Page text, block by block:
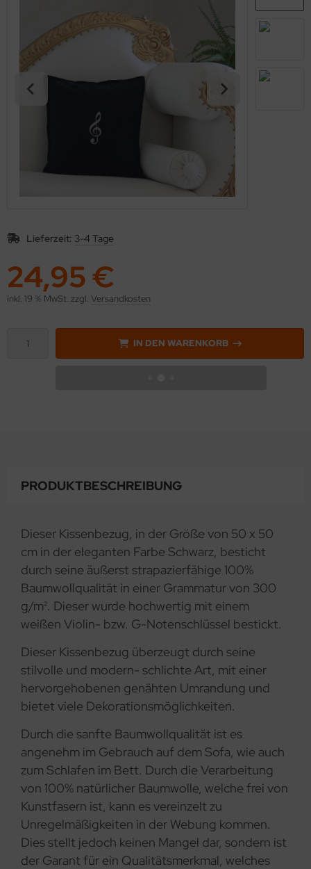
Lieferzeit: 3-4 Tage
24,95 €
inkl. 19 % MwSt. zzgl. Versandkosten
IN DEN WARENKORB
PRODUKTBESCHREIBUNG
Dieser Kissenbezug, in der Größe von 50 x 50
cm in der eleganten Farbe Schwarz, besticht
durch seine äußerst strapazierfähige 100%
Baumwollqualität in einer Grammatur von 300
g/m². Dieser wurde hochwertig mit einem
weißen Violin- bzw. G-Notenschlüssel bestickt.
Dieser Kissenbezug überzeugt durch seine
stilvolle und modern- schlichte Art, mit einer
hervorgehobenen genähten Umrandung und
bietet viele Dekorationsmöglichkeiten.
Durch die sanfte Baumwollqualität ist es
angenehm im Gebrauch auf dem Sofa, wie auch
zum Schlafen im Bett. Durch die Verarbeitung
von 100% natürlicher Baumwolle, welche frei von
Kunstfasern ist, kann es vereinzelt zu
Unregelmäßigkeiten in der Webung kommen.
Dies stellt jedoch keinen Mangel dar, sondern ist
der Garant für ein Qualitätsmerkmal, welches
/ Weihnachten